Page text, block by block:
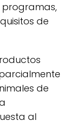
programas,
de
de
al